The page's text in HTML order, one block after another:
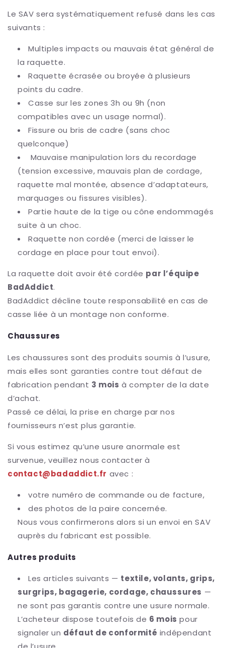
Le SAV sera systématiquement refusé dans les cas
suivants :
Multiples impacts ou mauvais état général de
la raquette.
Raquette écrasée ou broyée à plusieurs
points du cadre.
Casse sur les zones 3h ou 9h (non
compatibles avec un usage normal).
Fissure ou bris de cadre (sans choc
quelconque)
Mauvaise manipulation lors du recordage
(tension excessive, mauvais plan de cordage,
raquette mal montée, absence d’adaptateurs,
marquages ou fissures visibles).
Partie haute de la tige ou cône endommagés
suite à un choc.
Raquette non cordée (merci de laisser le
cordage en place pour tout envoi).
La raquette doit avoir été cordée par l’équipe
BadAddict.
BadAddict décline toute responsabilité en cas de
casse liée à un montage non conforme.
Chaussures
Les chaussures sont des produits soumis à l’usure,
mais elles sont garanties contre tout défaut de
fabrication pendant 3 mois à compter de la date
d’achat.
Passé ce délai, la prise en charge par nos
fournisseurs n’est plus garantie.
Si vous estimez qu’une usure anormale est
survenue, veuillez nous contacter à
contact@badaddict.fr avec :
votre numéro de commande ou de facture,
des photos de la paire concernée.
Nous vous confirmerons alors si un envoi en SAV
auprès du fabricant est possible.
Autres produits
Les articles suivants — textile, volants, grips,
surgrips, bagagerie, cordage, chaussures —
ne sont pas garantis contre une usure normale.
L’acheteur dispose toutefois de 6 mois pour
signaler un défaut de conformité indépendant